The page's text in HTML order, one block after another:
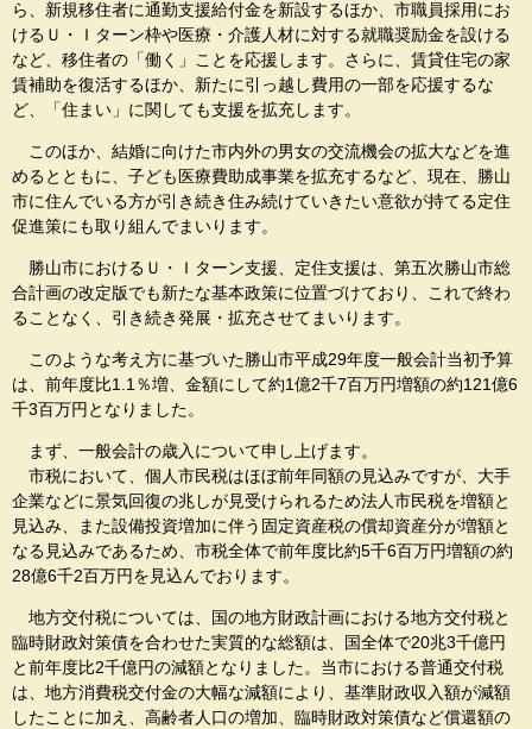
ら、新規移住者に通勤支援給付金を新設するほか、市職員採用にお
けるＵ・Ｉターン枠や医療・介護人材に対する就職奨励金を設ける
など、移住者の「働く」ことを応援します。さらに、賃貸住宅の家
賃補助を復活するほか、新たに引っ越し費用の一部を応援するな
ど、「住まい」に関しても支援を拡充します。
このほか、結婚に向けた市内外の男女の交流機会の拡大などを進
めるとともに、子ども医療費助成事業を拡充するなど、現在、勝山
市に住んでいる方が引き続き住み続けていきたい意欲が持てる定住
促進策にも取り組んでまいります。
勝山市におけるＵ・Ｉターン支援、定住支援は、第五次勝山市総
合計画の改定版でも新たな基本政策に位置づけており、これで終わ
ることなく、引き続き発展・拡充させてまいります。
このような考え方に基づいた勝山市平成29年度一般会計当初予算
は、前年度比1.1％増、金額にして約1億2千7百万円増額の約121億6
千3百万円となりました。
まず、一般会計の歳入について申し上げます。
市税において、個人市民税はほぼ前年同額の見込みですが、大手
企業などに景気回復の兆しが見受けられるため法人市民税を増額と
見込み、また設備投資増加に伴う固定資産税の償却資産分が増額と
なる見込みであるため、市税全体で前年度比約5千6百万円増額の約
28億6千2百万円を見込んでおります。
地方交付税については、国の地方財政計画における地方交付税と
臨時財政対策債を合わせた実質的な総額は、国全体で20兆3千億円
と前年度比2千億円の減額となりました。当市における普通交付税
は、地方消費税交付金の大幅な減額により、基準財政収入額が減額
したことに加え、高齢者人口の増加、臨時財政対策債など償還額の